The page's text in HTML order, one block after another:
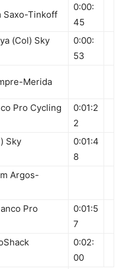
Saxo-Tinkoff
0:00:
45
(Col) Sky
0:00:
53
Merida
Pro Cycling
0:01:2
2
Sky
0:01:4
8
Argos-
Pro
0:01:5
7
0:02:
00